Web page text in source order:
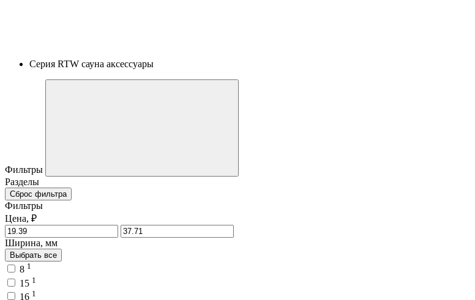
Серия RTW сауна аксессуары
Фильтры
Разделы
Сброс фильтра
Фильтры
Цена, ₽
Ширина, мм
Выбрать все
8 1
15 1
16 1